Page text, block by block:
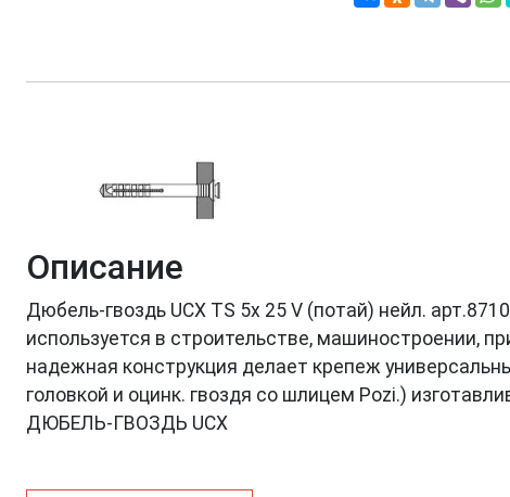
Описание
Дюбель-гвоздь UCX TS 5х 25 V (потай) нейл.
используется в строительстве, машиностроении,
надежная конструкция делает крепеж
головкой и оцинк. гвоздя со шлицем Pozi.)
ДЮБЕЛЬ-ГВОЗДЬ UCX